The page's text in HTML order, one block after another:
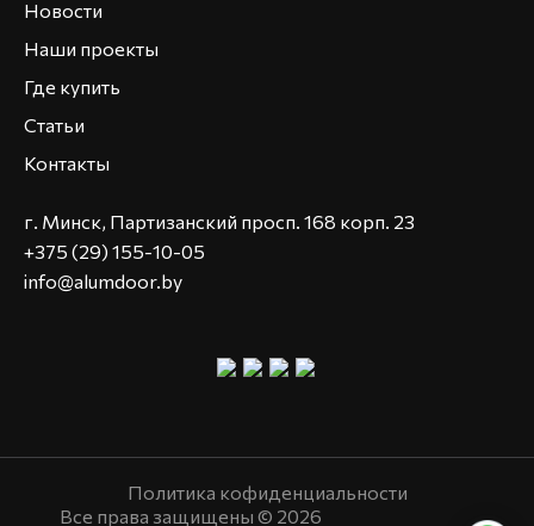
Новости
Наши проекты
Где купить
Статьи
Контакты
г. Минск, Партизанский просп. 168 корп. 23
+375 (29) 155-10-05
info@alumdoor.by
Все права защищены © 2026
Политика кофиденциальности